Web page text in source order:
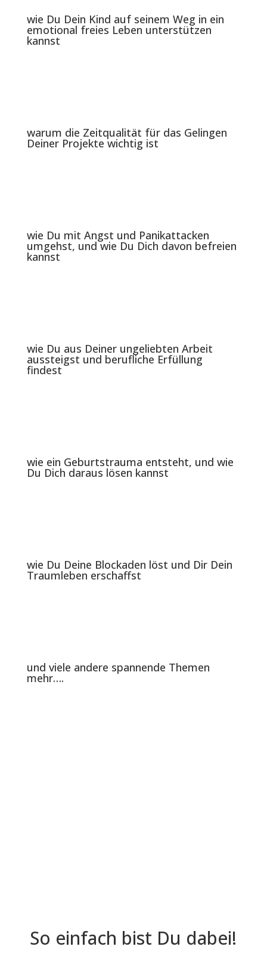
wie Du Dein Kind auf seinem Weg in ein
emotional freies Leben unterstützen
kannst
warum die Zeitqualität für das Gelingen
Deiner Projekte wichtig ist
wie Du mit Angst und Panikattacken
umgehst, und wie Du Dich davon befreien
kannst
wie Du aus Deiner ungeliebten Arbeit
aussteigst und berufliche Erfüllung
findest
wie ein Geburtstrauma entsteht, und wie
Du Dich daraus lösen kannst
wie Du Deine Blockaden löst und Dir Dein
Traumleben erschaffst
und viele andere spannende Themen
mehr….
So einfach bist Du dabei!